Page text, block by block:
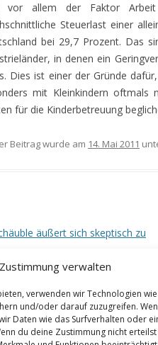
verwalten
verwenden wir Technologien
und/oder darauf zuzugreifen.
Daten wie das Surfverhalten oder
du deine Zustimmung nicht
vor allem der Faktor
Steuerlast einer
bei 29,7 Prozent. Das
in denen ein
Dies ist einer der Gründe
mit Kleinkindern oftmals
für die Kinderbetreuung
Beitrag wurde am 14. Mai 2011
äußert sich skeptisch zu
Impressum